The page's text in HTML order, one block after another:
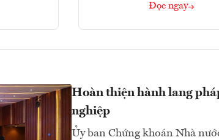
Đọc ngay
Hoàn thiện hành lang
nghiệp
Ủy ban Chứng khoán Nhà